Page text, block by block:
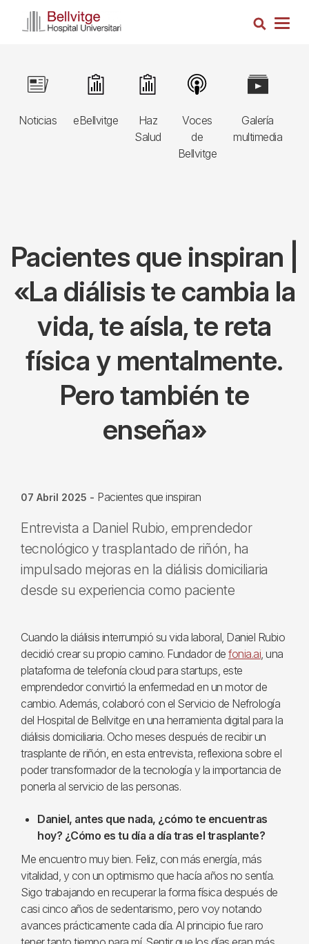
Busca
Navegació
principal
3r
Noticias
Image
eBellvitge
Image
Haz
Salud
Image
Voces
de
Bellvitge
Image
Galería
multimedia
Image
Pacientes que inspiran |
«La diálisis te cambia la
vida, te aísla, te reta
física y mentalmente.
Pero también te
enseña»
07 Abril 2025 - Pacientes que inspiran
Entrevista a Daniel Rubio, emprendedor
tecnológico y trasplantado de riñón, ha
impulsado mejoras en la diálisis domiciliaria
desde su experiencia como paciente
Cuando la diálisis interrumpió su vida laboral, Daniel Rubio
decidió crear su propio camino. Fundador de fonia.ai, una
plataforma de telefonía cloud para startups, este
emprendedor convirtió la enfermedad en un motor de
cambio. Además, colaboró con el Servicio de Nefrología
del Hospital de Bellvitge en una herramienta digital para la
diálisis domiciliaria. Ocho meses después de recibir un
trasplante de riñón, en esta entrevista, reflexiona sobre el
poder transformador de la tecnología y la importancia de
ponerla al servicio de las personas.
Daniel, antes que nada, ¿cómo te encuentras
hoy? ¿Cómo es tu día a día tras el trasplante?
Me encuentro muy bien. Feliz, con más energía, más
vitalidad, y con un optimismo que hacía años no sentía.
Sigo trabajando en recuperar la forma física después de
casi cinco años de sedentarismo, pero voy notando
avances prácticamente cada día. Al principio fue raro